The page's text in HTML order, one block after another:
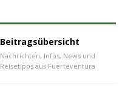
Beitragsübersicht
Nachrichten, Infos, News und
Reisetipps aus Fuerteventura